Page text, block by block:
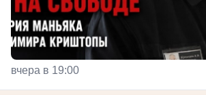
вчера в 19:00